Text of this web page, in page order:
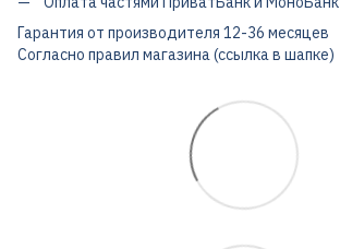
Гарантия от производителя 12-36 месяцев
Согласно правил магазина (ссылка в шапке)